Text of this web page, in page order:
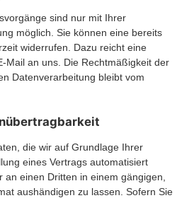
sind nur mit Ihrer
möglich. Sie können eine bereits
widerrufen. Dazu reicht eine
Mail an uns. Die Rechtmäßigkeit der
Datenverarbeitung bleibt vom
die wir auf Grundlage Ihrer
eines Vertrags automatisiert
einen Dritten in einem gängigen,
aushändigen zu lassen. Sofern Sie